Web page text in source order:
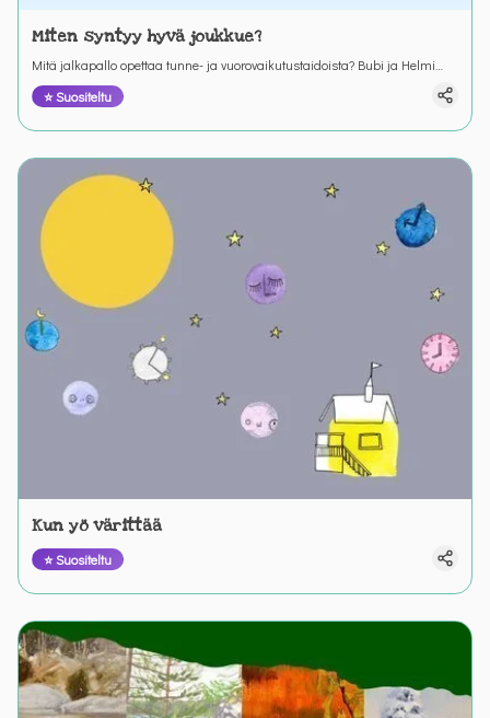
Miten syntyy hyvä joukkue?
Mitä jalkapallo opettaa tunne- ja vuorovaikutustaidoista? Bubi ja Helmi
opettavat ystäviään joukkuehengestä.
⭐ Suositeltu
Kun yö värittää
⭐ Suositeltu